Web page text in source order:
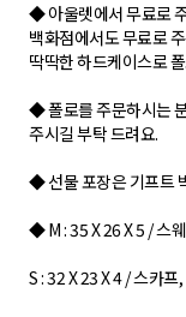
◆ 아울렛에서 무료로
백화점에서도 무료로
딱딱한 하드케이스로
◆ 폴로를 주문하시는
주시길 부탁 드려요.
◆ 선물 포장은 기프트
◆ M : 35 X 26 X 5 / 스
S : 32 X 23 X 4 / 스카